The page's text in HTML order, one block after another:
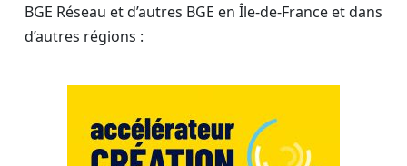
BGE Réseau et d’autres BGE en Île-de-France et dans
d’autres régions :